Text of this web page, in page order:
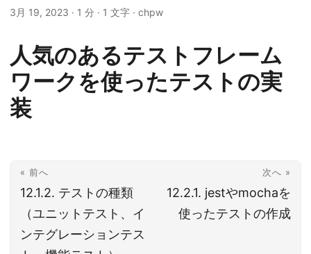
3月 19, 2023 · 1 分 · 1 文字 · chpw
人気のあるテストフレーム
ワークを使ったテストの実
装
« 前へ
12.1.2. テストの種類
（ユニットテスト、イ
ンテグレーションテス
次へ »
12.2.1. jestやmochaを
使ったテストの作成